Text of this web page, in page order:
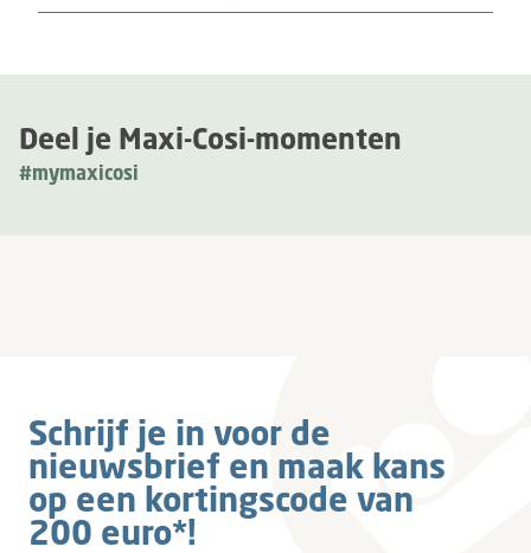
Deel je Maxi-Cosi-momenten
#mymaxicosi
Schrijf je in voor de
nieuwsbrief en maak kans
op een kortingscode van
200 euro*!